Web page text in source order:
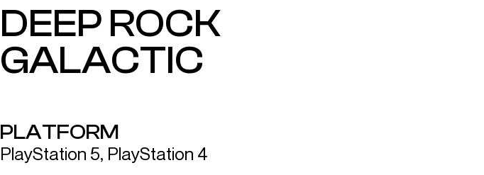
DEEP ROCK
GALACTIC
PLATFORM
PlayStation 5, PlayStation 4